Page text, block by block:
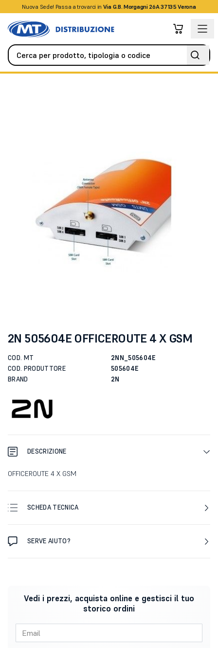
Nuova Sede! Passa a trovarci in Via G.B. Morgagni 26A 37135 Verona
+39045509826
2N 505604E OFFICEROUTE 4 X GSM
COD. MT
2NN_505604E
COD. PRODUTTORE
505604E
BRAND
2N
DESCRIZIONE
OFFICEROUTE 4 X GSM
SCHEDA TECNICA
SERVE AIUTO?
Vedi i prezzi, acquista online e gestisci il tuo
storico ordini